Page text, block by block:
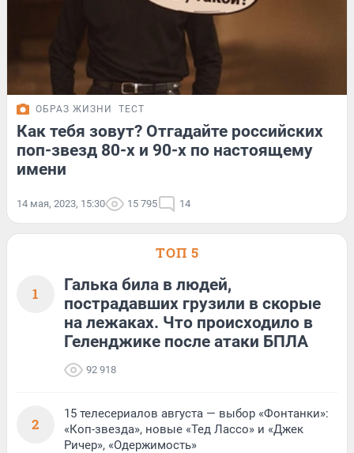
ОБРАЗ ЖИЗНИ ТЕСТ
Как тебя зовут? Отгадайте российских
поп-звезд 80-х и 90-х по настоящему
имени
14 мая, 2023, 15:30 15 795 14
ТОП 5
1
Галька била в людей,
пострадавших грузили в скорые
на лежаках. Что происходило в
Геленджике после атаки БПЛА
92 918
2
15 телесериалов августа — выбор «Фонтанки»:
«Коп-звезда», новые «Тед Лассо» и «Джек
Ричер», «Одержимость»